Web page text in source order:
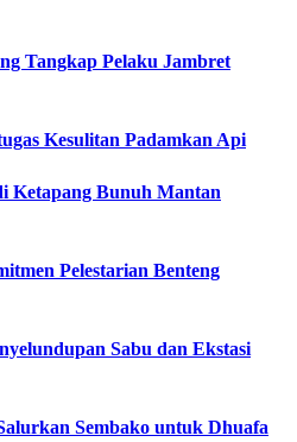
Tangkap Pelaku Jambret
Kesulitan Padamkan Api
Ketapang Bunuh Mantan
Pelestarian Benteng
Sabu dan Ekstasi
Sembako untuk Dhuafa